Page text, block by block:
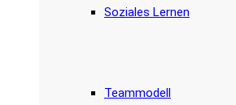
Soziales Lernen
Teammodell